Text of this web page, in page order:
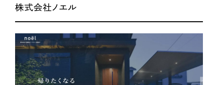
株式会社ノエル